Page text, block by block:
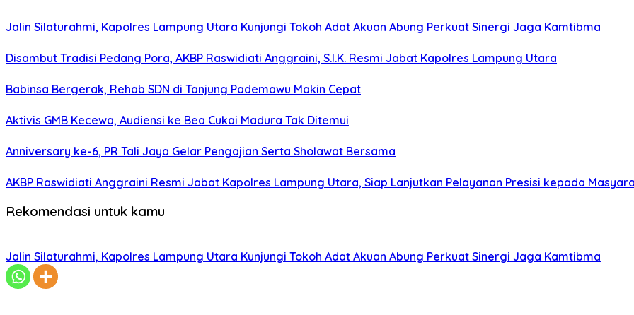
Jalin Silaturahmi, Kapolres Lampung Utara Kunjungi Tokoh Adat Akuan Abung Perkuat Sinergi Jaga Kamtibma
Disambut Tradisi Pedang Pora, AKBP Raswidiati Anggraini, S.I.K. Resmi Jabat Kapolres Lampung Utara
Babinsa Bergerak, Rehab SDN di Tanjung Pademawu Makin Cepat
Aktivis GMB Kecewa, Audiensi ke Bea Cukai Madura Tak Ditemui
Anniversary ke-6, PR Tali Jaya Gelar Pengajian Serta Sholawat Bersama
AKBP Raswidiati Anggraini Resmi Jabat Kapolres Lampung Utara, Siap Lanjutkan Pelayanan Presisi kepada
Rekomendasi untuk kamu
Jalin Silaturahmi, Kapolres Lampung Utara Kunjungi Tokoh Adat Akuan Abung Perkuat Sinergi Jaga Kamtibma